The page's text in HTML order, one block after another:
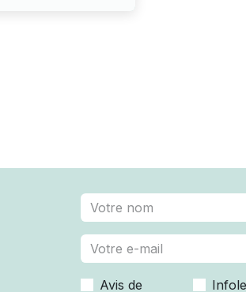
Avis de